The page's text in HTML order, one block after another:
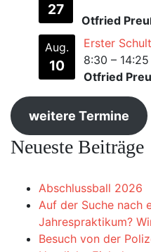
27
Otfried
Aug.
10
Erster
8:30 – 14:25
Otfried
weitere Termine
Neueste Beiträge
Abschlussball 2026
Auf der Suche nach
Jahrespraktikum?
Besuch von der